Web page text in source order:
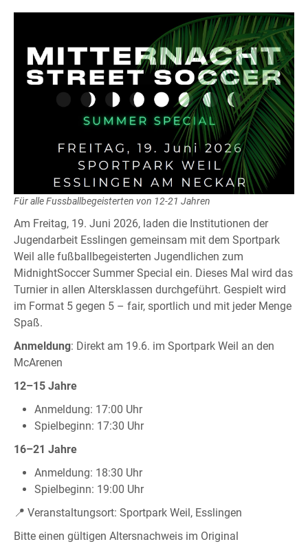
Für alle Fussballbegeisterten von 12-21 Jahren
Am Freitag, 19. Juni 2026, laden die Institutionen der
Jugendarbeit Esslingen gemeinsam mit dem Sportpark
Weil alle fußballbegeisterten Jugendlichen zum
MidnightSoccer Summer Special ein. Dieses Mal wird das
Turnier in allen Altersklassen durchgeführt. Gespielt wird
im Format 5 gegen 5 – fair, sportlich und mit jeder Menge
Spaß.
Anmeldung: Direkt am 19.6. im Sportpark Weil an den
McArenen
12–15 Jahre
Anmeldung: 17:00 Uhr
Spielbeginn: 17:30 Uhr
16–21 Jahre
Anmeldung: 18:30 Uhr
Spielbeginn: 19:00 Uhr
📍 Veranstaltungsort: Sportpark Weil, Esslingen
Bitte einen gültigen Altersnachweis im Original